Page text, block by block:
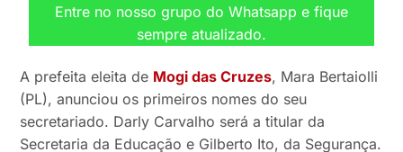
Entre no nosso grupo do Whatsapp e fique
sempre atualizado.
A prefeita eleita de Mogi das Cruzes, Mara Bertaiolli
(PL), anunciou os primeiros nomes do seu
secretariado. Darly Carvalho será a titular da
Secretaria da Educação e Gilberto Ito, da Segurança.